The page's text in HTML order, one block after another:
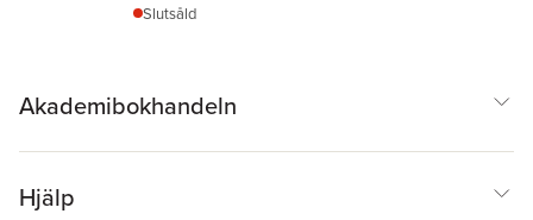
Slutsåld
Akademibokhandeln
Hjälp